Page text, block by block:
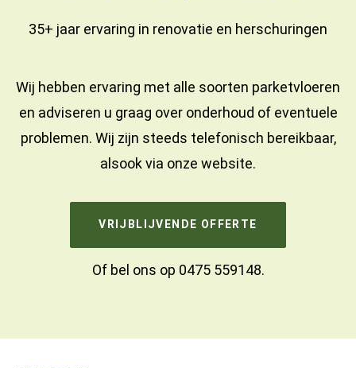
35+ jaar ervaring in renovatie en herschuringen
Wij hebben ervaring met alle soorten parketvloeren
en adviseren u graag over onderhoud of eventuele
problemen. Wij zijn steeds telefonisch bereikbaar,
alsook via onze website.
VRIJBLIJVENDE OFFERTE
Of bel ons op 0475 559148.